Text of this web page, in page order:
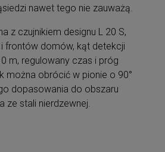
nawet tego nie zauważą.
z czujnikiem designu L 20 S,
frontów domów, kąt detekcji
m, regulowany czas i próg
można obrócić w pionie o 90°
dopasowania do obszaru
ze stali nierdzewnej.